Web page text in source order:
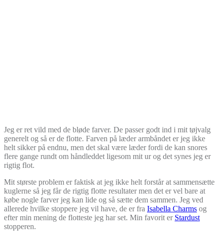
Jeg er ret vild med de bløde farver. De passer godt ind i mit tøjvalg
generelt og så er de flotte. Farven på læder armbåndet er jeg ikke
helt sikker på endnu, men det skal være læder fordi de kan snores
flere gange rundt om håndleddet ligesom mit ur og det synes jeg er
rigtig flot.
Mit største problem er faktisk at jeg ikke helt forstår at sammensætte
kuglerne så jeg får de rigtig flotte resultater men det er vel bare at
købe nogle farver jeg kan lide og så sætte dem sammen. Jeg ved
allerede hvilke stoppere jeg vil have, de er fra Isabella Charms og
efter min mening de flotteste jeg har set. Min favorit er Stardust
stopperen.